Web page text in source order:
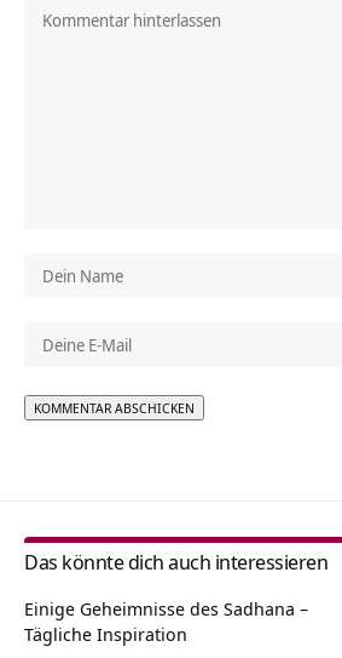
Das könnte dich auch interessieren
Einige Geheimnisse des Sadhana –
Tägliche Inspiration